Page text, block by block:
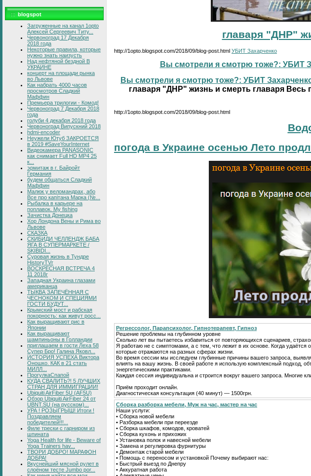
blogspot
Загруженные на канал 1opto
Алексей Сергеевич Титу...
Червоноград 17 Декабря
2018 года
Некоторые правила, которые
нужно знать наизусть
Над нефтяной бездной В
УКРАИНЕ
концерт на площади рынка
во Львове
Как набрать 4000 часов
просмотров Сладкий
Маффин
Премьера трилогии - Комод!
Червоноград 7 Декабря 2018
года
голуби 4 декабря 2018 года
Червоноград Випускний 2018
hdmi-encoder
Неужели Ютуб ЗАКРОЕТСЯ
в 2019 #SaveYourInternet
Видеокамера PANASONIC
как снимает Full HD MP4 25
к...
эрмитаж в г. Байройт
Германия
будем общаться Сладкий
Маффин
Малюк у веломандрах, або
Все про капітана Марка (№...
Рыбалка в карьере на
поплавок. My fishing
Зачистка Донецка
Хор Лондона Вены и Рима во
Львове
СКАЗКА
СКИБИДИ ЧЕЛЛЕНДЖ БАБА
ЯГА В СУПЕРМАРКЕТЕ /
SKIBIDI...
Суровая жизнь в Тундре
HistoryTVr
ВОСКРЕСНАЯ ВСТРЕЧА 4
11 2018г
Западная Украина глазами
американца
ТЫКВА ЗАПЕЧЁННАЯ С
ЧЕСНОКОМ И СПЕЦИЯМИ
ГОСТИ БУДУТ...
Крымский мост и рабская
покорность: как живут росс...
Как выращивают рис в
Японии
Как выращивают
шампиньоны в Голландии
приглашаем в гости Леха 58
Супер Бро! Галина Яковл...
ИСТОРИЯ УСПЕХА Виктора
Оношко. КАК в 21 стать
МИЛЛ...
ПрогулкаСпапой
КУДА СВАЛИТЬ?! 5 ЛУЧШИХ
СТРАН ДЛЯ ИММИГРАЦИИ!
Ubiquiti AirFiber 5U (AF5U)
Обзор Ubiquiti AirFiber 24 от
UBNT.SU (на русском)...
УРА ! РОЗЫГРЫШ! Итоги !
Поздравляем
победителей!!!...
Филе трески с гарниром из
шпината
Yoga Health for life - Beware of
Yoga Trainers hav...
ТВОРИ ДОБРО! МАРАФОН
ДОБРА!
Вкуснейший мясной рулет в
слоёном тесте Jumbo por...
главаря "ДНР"
http://1opto.blogspot.com/2018/09/blog-post.html УБИТ Захарченко
Вы смотрели я смотрю тоже?: УБИТ
Вы смотрели я смотрю тоже?: УБИТ
главаря "ДНР" жизнь и смерть главаря Весь
http://1opto.blogspot.com/2018/09/blog-post.html
погода в Украине осенью Лето
Регрессолог, Парапсихолог, Гипнотерапевт, Гипноз
Решение проблемы на глубинном уровне
Сколько лет вы пытаетесь избавиться от повторяющихся сценариев,
Я работаю не с симптомами, а с тем, что лежит в их основе. Когда удаётся
которые отражаются на разных сферах жизни.
Во время сессии мы исследуем глубинные причины вашего запроса,
влиять на вашу жизнь. В своей работе я использую комплексный подход,
энергетическими практиками.
Каждая сессия индивидуальна и строится вокруг вашего запроса. Многие
Приём проходит онлайн.
Диагностическая консультация (40 минут) — 1500грн.
Сборка разборка мебели, Муж на час, мастер на час
Наши услуги:
• Сборка новой мебели
• Разборка мебели при переезде
• Сборка шкафов, комодов, кроватей
• Сборка кухонь и прихожих
• Установка полок и навесной мебели
• Замена и регулировка фурнитуры
• Демонтаж старой мебели
• Помощь с переносом и установкой Почему выбирают нас:
• Быстрый выезд по Днепру
• Аккуратная работа